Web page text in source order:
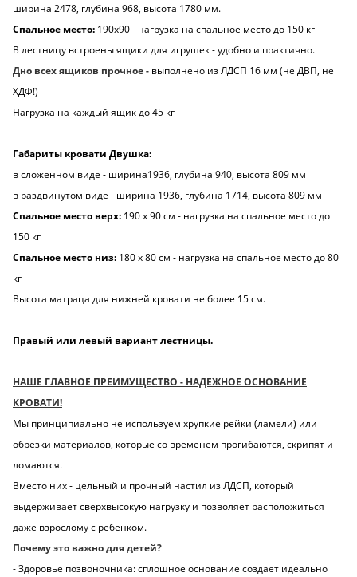
ширина 2478, глубина 968, высота 1780 мм.
Спальное место: 190х90 - нагрузка на спальное место до 150 кг
В лестницу встроены ящики для игрушек - удобно и практично.
Дно всех ящиков прочное - выполнено из ЛДСП 16 мм (не ДВП, не
ХДФ!)
Нагрузка на каждый ящик до 45 кг
Габариты кровати Двушка:
в сложенном виде - ширина1936, глубина 940, высота 809 мм
в раздвинутом виде - ширина 1936, глубина 1714, высота 809 мм
Спальное место верх: 190 х 90 см - нагрузка на спальное место до
150 кг
Спальное место низ: 180 х 80 см - нагрузка на спальное место до 80
кг
Высота матраца для нижней кровати не более 15 см.
Правый или левый вариант лестницы.
НАШЕ ГЛАВНОЕ ПРЕИМУЩЕСТВО - НАДЕЖНОЕ ОСНОВАНИЕ
КРОВАТИ!
Мы принципиально не используем хрупкие рейки (ламели) или
обрезки материалов, которые со временем прогибаются, скрипят и
ломаются.
Вместо них - цельный и прочный настил из ЛДСП, который
выдерживает сверхвысокую нагрузку и позволяет расположиться
даже взрослому с ребенком.
Почему это важно для детей?
- Здоровье позвоночника: сплошное основание создает идеально